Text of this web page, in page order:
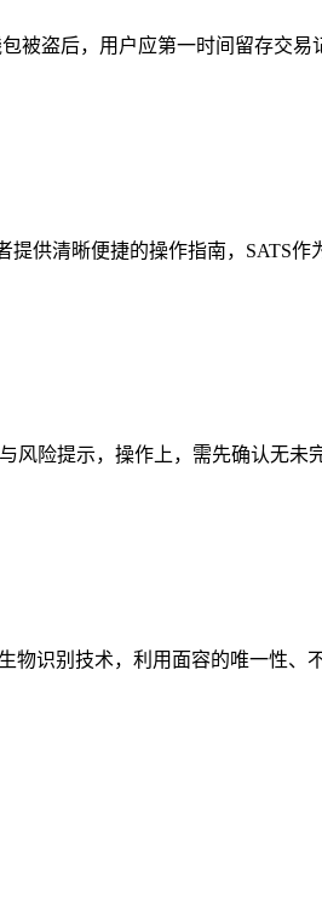
被盗后，用户应第一时间留存交
供清晰便捷的操作指南，SATS
险提示，操作上，需先确认无
识别技术，利用面容的唯一性